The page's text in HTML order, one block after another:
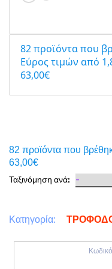
82 προϊόντα που
Eύρος τιμών από
63,00€
82 προϊόντα που
63,00€
Ταξινόμηση ανά:
Κατηγορία: